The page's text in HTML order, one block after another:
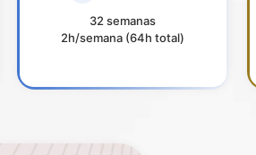
32 semanas
2h/semana (64h total)